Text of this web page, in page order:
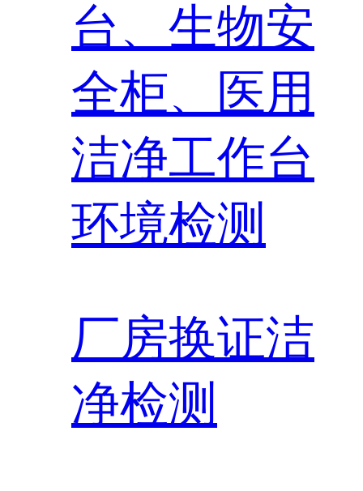
台、生物安
全柜、医用
洁净工作台
环境检测
厂房换证洁
净检测